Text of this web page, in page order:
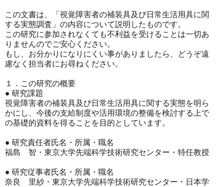
この文書は、「視覚障害者の補装具及び日常生活用具に関
する実態調査」の内容について説明したものです。
この研究に参加されなくても不利益を受けることは一切あ
り ませんのでご安心ください。
もし、お分かりになりにくい事があ りましたら、どう ぞ遠
慮なく担当者にお尋ねください。
１．この研究の概要
● 研究課題
視覚障害者の補装具及び日常生活用具に関する実態を明ら
かにし、 今後の支給制度や活用環境の整備を検討する上で
の基礎的資料を得ることを目的としています。
● 研究責任者氏名・所属・職名
福島 智・東京大学先端科学技術研究センター・特任教授
● 研究従事者氏名・所属・職名
奈良 里紗・東京大学先端科学技術研究センター・日本学